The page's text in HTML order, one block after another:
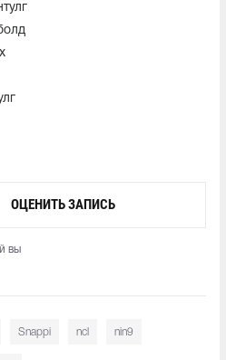
ОЦЕНИТЬ ЗАПИСЬ
вы
Snappi ncl nin9